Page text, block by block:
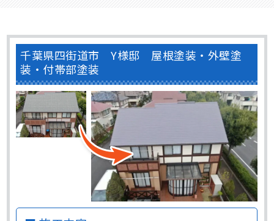
千葉県四街道市 Y様邸 屋根塗装・外壁塗
装・付帯部塗装